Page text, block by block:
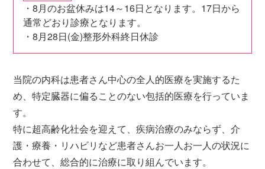
金 土
川越
(第2週目は非常勤医師)
休診 休診
・8月のお盆休みは14～16日となります。17日から
通常どおり診療となります。
・8月28日(金)整形外科終日休診
当院の内科は患者さん中心の全人的医療を実施するた
め、特定臓器に偏ることのない包括的医療を行っていま
す。
特に超高齢化社会を迎えて、疾病治療のみならず、介
護・療養・リハビリなど患者さんお一人お一人の状況に
合わせて、総合的に治療に取り組んでいます。